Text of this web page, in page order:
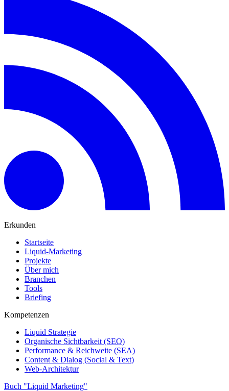
Erkunden
Startseite
Liquid-Marketing
Projekte
Über mich
Branchen
Tools
Briefing
Kompetenzen
Liquid Strategie
Organische Sichtbarkeit (SEO)
Performance & Reichweite (SEA)
Content & Dialog (Social & Text)
Web-Architektur
Buch "Liquid Marketing"